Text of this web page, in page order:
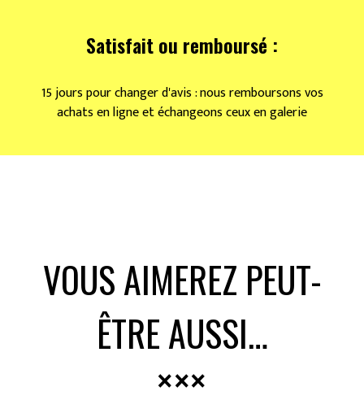
Satisfait ou remboursé :
15 jours pour changer d'avis : nous remboursons vos
achats en ligne et échangeons ceux en galerie
VOUS AIMEREZ PEUT-
ÊTRE AUSSI…